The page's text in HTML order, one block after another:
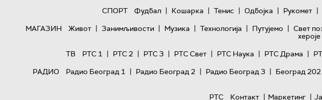
СПОРТ
Фудбал | Кошарка | Тенис | Одбојка | Рукомет |
МАГАЗИН
Живот | Занимљивости | Музика | Технологијa | Путујемо | Свет
хероје
ТВ
РТС 1 | РТС 2 | РТС 3 | РТС Свет | РТС Наука | РТС Драма |
РАДИО
Радио Београд 1 | Радио Београд 2 | Радио Београд 3 | Београд 202
РТС
Контакт | Маркетинг |